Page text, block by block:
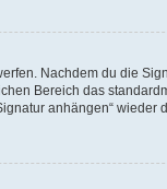
Nachdem du die
Bereich das
anhängen“ wieder